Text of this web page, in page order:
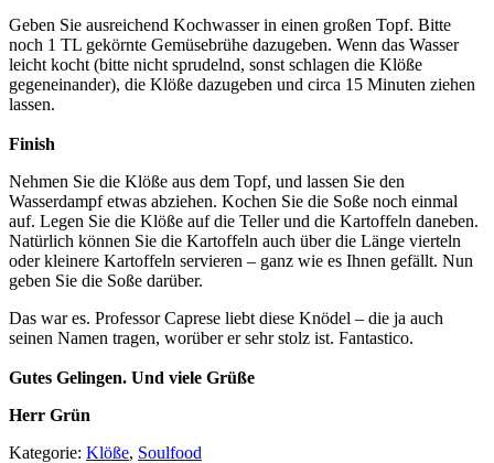
Geben Sie ausreichend Kochwasser in einen großen Topf. Bitte
noch 1 TL gekörnte Gemüsebrühe dazugeben. Wenn das Wasser
leicht kocht (bitte nicht sprudelnd, sonst schlagen die Klöße
gegeneinander), die Klöße dazugeben und circa 15 Minuten ziehen
lassen.
Finish
Nehmen Sie die Klöße aus dem Topf, und lassen Sie den
Wasserdampf etwas abziehen. Kochen Sie die Soße noch einmal
auf. Legen Sie die Klöße auf die Teller und die Kartoffeln daneben.
Natürlich können Sie die Kartoffeln auch über die Länge vierteln
oder kleinere Kartoffeln servieren – ganz wie es Ihnen gefällt. Nun
geben Sie die Soße darüber.
Das war es. Professor Caprese liebt diese Knödel – die ja auch
seinen Namen tragen, worüber er sehr stolz ist. Fantastico.
Gutes Gelingen. Und viele Grüße
Herr Grün
Kategorie: Klöße, Soulfood